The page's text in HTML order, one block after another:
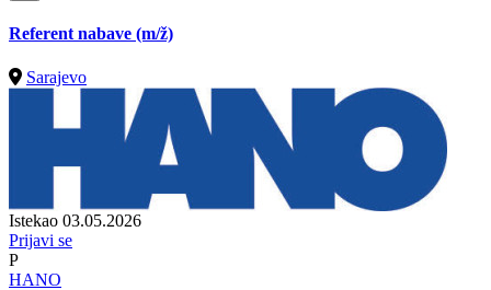
Referent nabave (m/ž)
Sarajevo
Istekao 03.05.2026
Prijavi se
P
HANO